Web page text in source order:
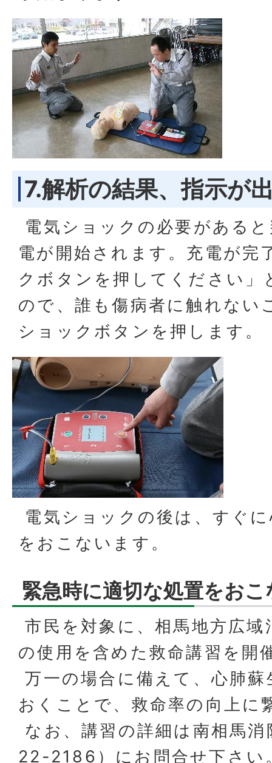
7.解析の結果、指示が
電気ショックの必要がある
電が開始されます。充電が完
クボタンを押してください」
ので、誰も傷病者に触れない
ショックボタンを押します。
電気ショックの後は、すぐ
をおこないます。
緊急時に適切な処置をお
市民を対象に、相馬地方広
の使用を含めた救命講習を開
万一の場合に備えて、心肺
おくことで、救命率の向上に
なお、講習の詳細は南相馬消
22-2186 ）にお問合せ下さい